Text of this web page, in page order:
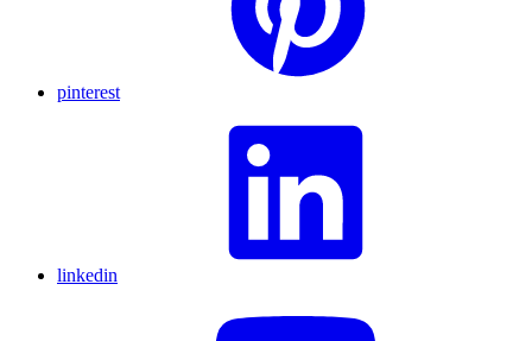
pinterest
linkedin